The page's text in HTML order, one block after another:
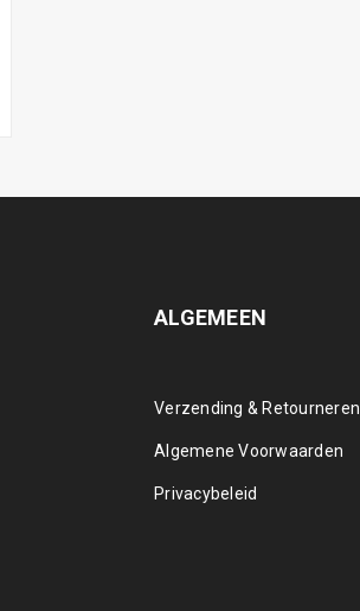
ALGEMEEN
Verzending & Retourneren
Algemene Voorwaarden
Privacybeleid